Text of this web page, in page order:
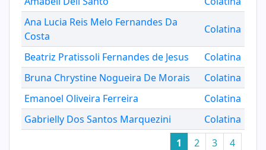
Ana Lucia Reis Melo Fernandes Da
Costa
Colatina
Beatriz Pratissoli Fernandes de Jesus
Colatina
Bruna Chrystine Nogueira De Morais
Colatina
Emanoel Oliveira Ferreira
Colatina
Gabrielly Dos Santos Marquezini
Colatina
1
2 3 4